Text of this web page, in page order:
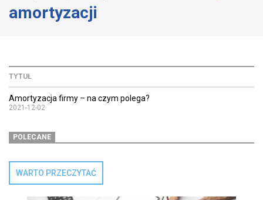
amortyzacji
TYTUŁ
Amortyzacja firmy – na czym polega?
2021-12-02
POLECANE
WARTO PRZECZYTAĆ